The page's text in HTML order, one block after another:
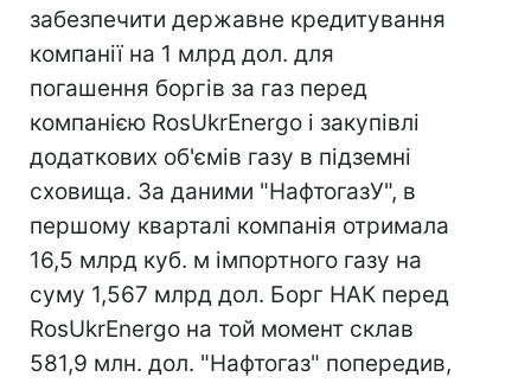
забезпечити державне кредитування
компанії на 1 млрд дол. для
погашення боргів за газ перед
компанією RosUkrEnergo і закупівлі
додаткових об'ємів газу в підземні
сховища. За даними "НафтогазУ", в
першому кварталі компанія отримала
16,5 млрд куб. м імпортного газу на
суму 1,567 млрд дол. Борг НАК перед
RosUkrEnergo на той момент склав
581,9 млн. дол. "Нафтогаз" попередив,